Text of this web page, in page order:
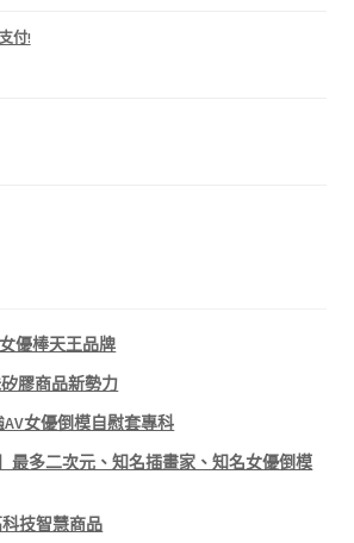
付!
優棒天王品牌
膠商品新勢力
AV女優倒模自慰套專科
最多二次元、知名插畫家、知名女優倒模
技智慧商品